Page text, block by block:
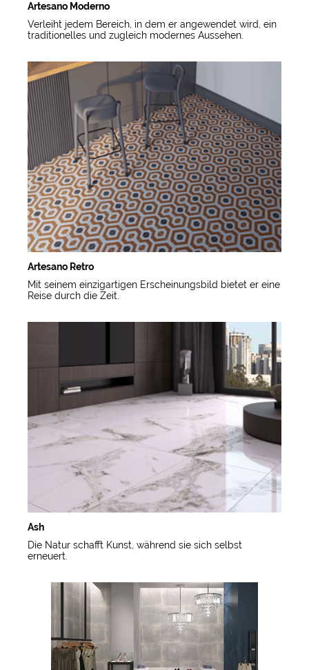
Artesano Moderno
Verleiht jedem Bereich, in dem er angewendet wird, ein
traditionelles und zugleich modernes Aussehen.
Artesano Retro
Mit seinem einzigartigen Erscheinungsbild bietet er eine
Reise durch die Zeit.
Ash
Die Natur schafft Kunst, während sie sich selbst
erneuert.